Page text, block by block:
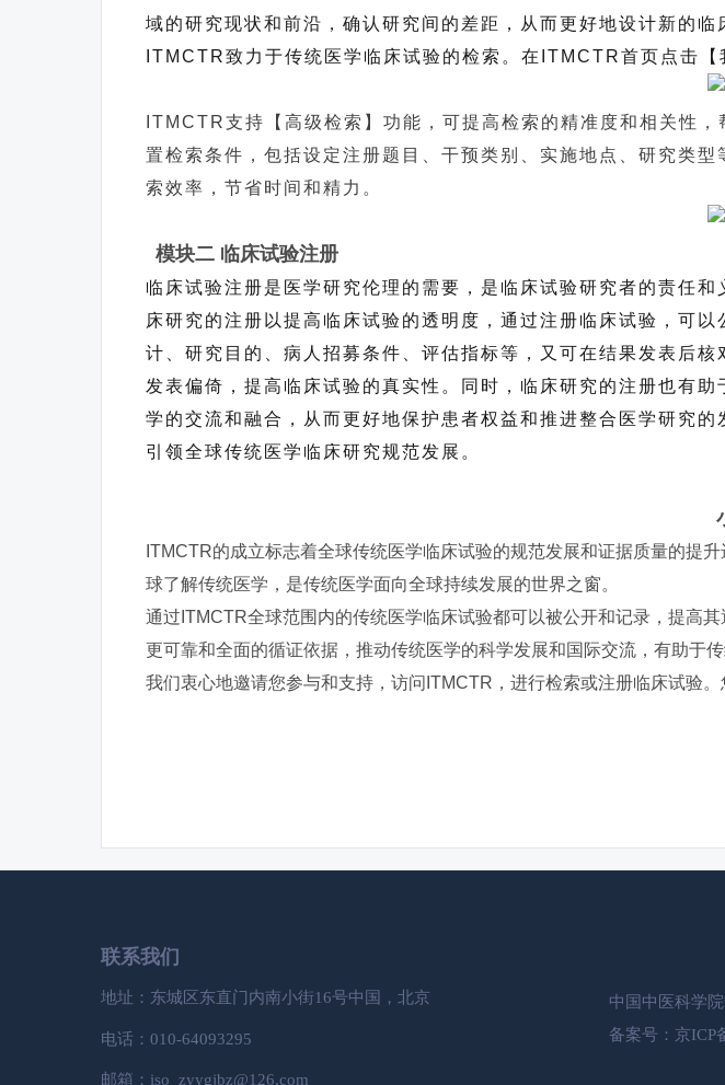
域的研究现状和前沿，确认研究间的差距，从而更好地设计新的临
ITMCTR致力于传统医学临床试验的检索。在ITMCTR首页点击
ITMCTR支持【高级检索】功能，可提高检索的精准度和相关性
置检索条件，包括设定注册题目、干预类别、实施地点、研究类
索效率，节省时间和精力。
模块二 临床试验注册
临床试验注册是医学研究伦理的需要，是临床试验研究者的责任
床研究的注册以提高临床试验的透明度，通过注册临床试验，可
计、研究目的、病人招募条件、评估指标等，又可在结果发表后
发表偏倚，提高临床试验的真实性。同时，临床研究的注册也有
学的交流和融合，从而更好地保护患者权益和推进整合医学研究
引领全球传统医学临床研究规范发展。
ITMCTR的成立标志着全球传统医学临床试验的规范发展和证据质量的提
球了解传统医学，是传统医学面向全球持续发展的世界之窗。
通过ITMCTR全球范围内的传统医学临床试验都可以被公开和记录，提高
更可靠和全面的循证依据，推动传统医学的科学发展和国际交流，有助于
我们衷心地邀请您参与和支持，访问ITMCTR，进行检索或注册临床试验
联系我们
地址：东城区东直门内南小街16号中国，北京
电话：010-64093295
邮箱：iso_zyygjbz@126.com
中国中医科学
备案号：京ICP